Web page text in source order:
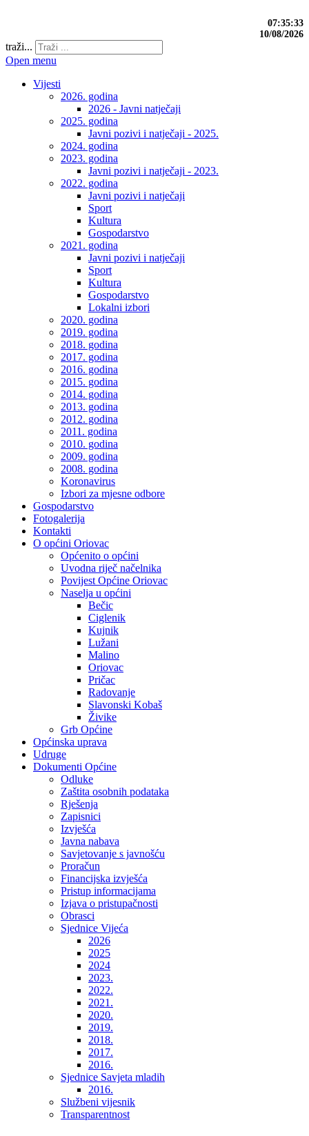
07:35:33
10/08/2026
traži...
Open menu
Vijesti
2026. godina
2026 - Javni natječaji
2025. godina
Javni pozivi i natječaji - 2025.
2024. godina
2023. godina
Javni pozivi i natječaji - 2023.
2022. godina
Javni pozivi i natječaji
Sport
Kultura
Gospodarstvo
2021. godina
Javni pozivi i natječaji
Sport
Kultura
Gospodarstvo
Lokalni izbori
2020. godina
2019. godina
2018. godina
2017. godina
2016. godina
2015. godina
2014. godina
2013. godina
2012. godina
2011. godina
2010. godina
2009. godina
2008. godina
Koronavirus
Izbori za mjesne odbore
Gospodarstvo
Fotogalerija
Kontakti
O općini Oriovac
Općenito o općini
Uvodna riječ načelnika
Povijest Općine Oriovac
Naselja u općini
Bečic
Ciglenik
Kujnik
Lužani
Malino
Oriovac
Pričac
Radovanje
Slavonski Kobaš
Živike
Grb Općine
Općinska uprava
Udruge
Dokumenti Općine
Odluke
Zaštita osobnih podataka
Rješenja
Zapisnici
Izvješća
Javna nabava
Savjetovanje s javnošću
Proračun
Financijska izvješća
Pristup informacijama
Izjava o pristupačnosti
Obrasci
Sjednice Vijeća
2026
2025
2024
2023.
2022.
2021.
2020.
2019.
2018.
2017.
2016.
Sjednice Savjeta mladih
2016.
Službeni vijesnik
Transparentnost